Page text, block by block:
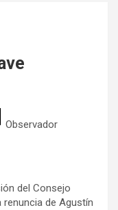
Observador
del Consejo
de Agustín